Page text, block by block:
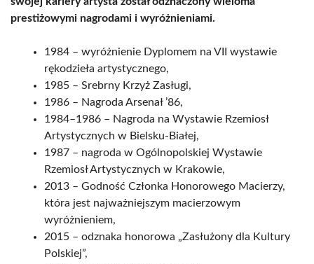
prestiżowymi nagrodami i wyróżnieniami.
1984 – wyróżnienie Dyplomem na VII wystawie
rękodzieła artystycznego,
1985 – Srebrny Krzyż Zasługi,
1986 – Nagroda Arsenał ’86,
1984–1986 – Nagroda na Wystawie Rzemiosł
Artystycznych w Bielsku-Białej,
1987 – nagroda w Ogólnopolskiej Wystawie
Rzemiosł Artystycznych w Krakowie,
2013 – Godność Członka Honorowego Macierzy,
która jest najważniejszym macierzowym
wyróżnieniem,
2015 – odznaka honorowa „Zasłużony dla Kultury
Polskiej”,